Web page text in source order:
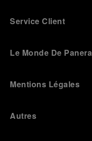
Service Client
Le Monde De
Mentions Légales
Autres